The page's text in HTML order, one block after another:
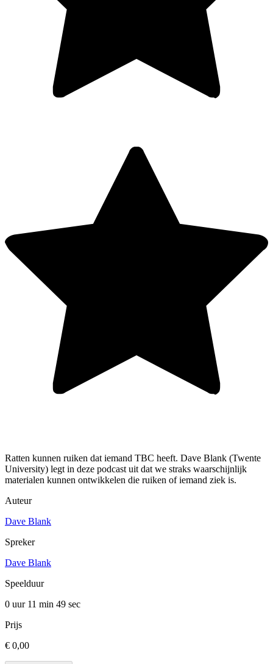
Ratten kunnen ruiken dat iemand TBC heeft. Dave Blank (Twente
University) legt in deze podcast uit dat we straks waarschijnlijk
materialen kunnen ontwikkelen die ruiken of iemand ziek is.
Auteur
Dave Blank
Spreker
Dave Blank
Speelduur
0 uur 11 min 49 sec
Prijs
€ 0,00